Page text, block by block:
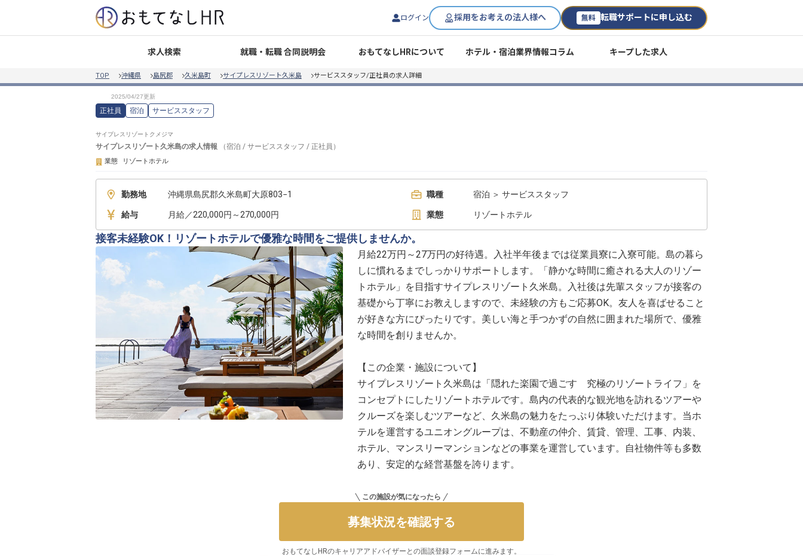
ログイン 採用をお考えの法人様へ 無料 転職サポートに申し込む
求人検索 就職・転職 合同説明会 おもてなしHRについて ホテル・宿泊業界情報コラム キープした求人
TOP 沖縄県 島尻郡 久米島町 サイプレスリゾート久米島 サービススタッフ/正社員の求人詳細
正社員 宿泊 サービススタッフ
サイプレスリゾートクメジマ
サイプレスリゾート久米島の求人情報 （宿泊 / サービススタッフ / 正社員 ）
業態 リゾートホテル
勤務地 沖縄県島尻郡久米島町大原803−1 職種 宿泊 ＞ サービススタッフ
給与 月給／220,000円～270,000円 業態 リゾートホテル
接客未経験OK！リゾートホテルで優雅な時間をご提供しませんか。
月給22万円～27万円の好待遇。入社半年後までは従業員寮に入寮可能。島の暮ら
しに慣れるまでしっかりサポートします。「静かな時間に癒される大人のリゾー
トホテル」を目指すサイプレスリゾート久米島。入社後は先輩スタッフが接客の
基礎から丁寧にお教えしますので、未経験の方もご応募OK。友人を喜ばせること
が好きな方にぴったりです。美しい海と手つかずの自然に囲まれた場所で、優雅
な時間を創りませんか。
【この企業・施設について】
サイプレスリゾート久米島は「隠れた楽園で過ごす 究極のリゾートライフ」を
コンセプトにしたリゾートホテルです。島内の代表的な観光地を訪れるツアーや
クルーズを楽しむツアーなど、久米島の魅力をたっぷり体験いただけます。当ホ
テルを運営するユニオングループは、不動産の仲介、賃貸、管理、工事、内装、
ホテル、マンスリーマンションなどの事業を運営しています。自社物件等も多数
あり、安定的な経営基盤を誇ります。
この施設が気になったら
募集状況を確認する
おもてなしHRのキャリアアドバイザーとの面談登録フォームに進みます。